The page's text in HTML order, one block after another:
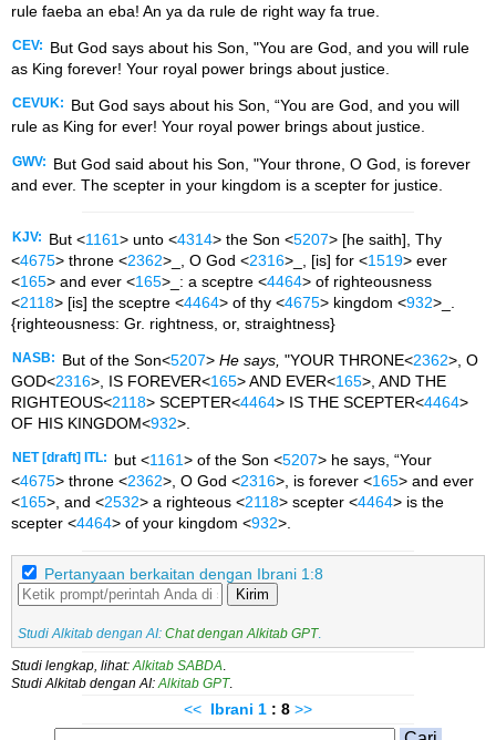
rule faeba an eba! An ya da rule de right way fa true.
CEV:
But God says about his Son, "You are God, and you will rule
as King forever! Your royal power brings about justice.
CEVUK:
But God says about his Son, “You are God, and you will
rule as King for ever! Your royal power brings about justice.
GWV:
But God said about his Son, "Your throne, O God, is forever
and ever. The scepter in your kingdom is a scepter for justice.
KJV: But <1161> unto <4314> the Son <5207> [he saith], Thy
<4675> throne <2362>_, O God <2316>_, [is] for <1519> ever
<165> and ever <165>_: a sceptre <4464> of righteousness
<2118> [is] the sceptre <4464> of thy <4675> kingdom <932>_.
{righteousness: Gr. rightness, or, straightness}
NASB: But of the Son<5207> He says, "YOUR THRONE<2362>, O
GOD<2316>, IS FOREVER<165> AND EVER<165>, AND THE
RIGHTEOUS<2118> SCEPTER<4464> IS THE SCEPTER<4464>
OF HIS KINGDOM<932>.
NET [draft] ITL: but <1161> of the Son <5207> he says, “Your
<4675> throne <2362>, O God <2316>, is forever <165> and ever
<165>, and <2532> a righteous <2118> scepter <4464> is the
scepter <4464> of your kingdom <932>.
Pertanyaan berkaitan dengan Ibrani 1:8
Kirim
Studi Alkitab dengan AI: Chat dengan Alkitab GPT.
Studi lengkap, lihat: Alkitab SABDA
Studi Alkitab dengan AI: Alkitab GPT.
<< Ibrani 1 : 8 >>